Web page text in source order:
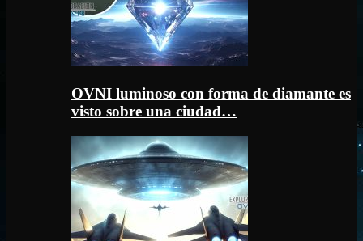
OVNI luminoso con forma de diamante es
visto sobre una ciudad…